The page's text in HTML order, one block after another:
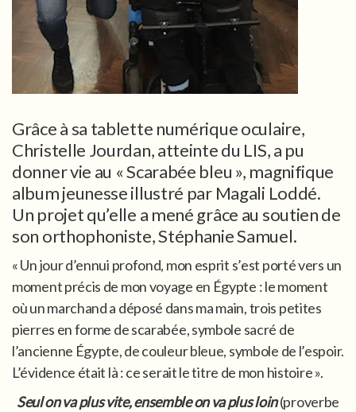
Grâce à sa tablette numérique oculaire,
Christelle Jourdan, atteinte du LIS, a pu
donner vie au « Scarabée bleu », magnifique
album jeunesse illustré par Magali Loddé.
Un projet qu’elle a mené grâce au soutien de
son orthophoniste, Stéphanie Samuel.
« Un jour d’ennui profond, mon esprit s’est porté vers un
moment précis de mon voyage en Égypte : le moment
où un marchand a déposé dans ma main, trois petites
pierres en forme de scarabée, symbole sacré de
l’ancienne Égypte, de couleur bleue, symbole de l’espoir.
L’évidence était là : ce serait le titre de mon histoire ».
Seul on va plus vite, ensemble on va plus loin(proverbe